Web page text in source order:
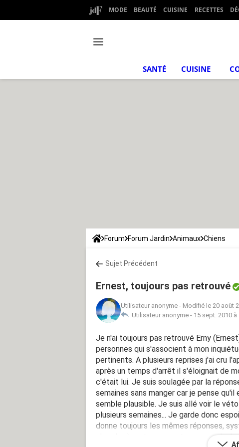
MODE BEAUTÉ CUISINE RECETTES
SANTÉ CUISINE
Forum Forum Jardin Animaux Chiens
Sujet Précédent
Ernest, toujours pas retrouvé
Utilisateur anonyme - Modifié le 20 août
Utilisateur anonyme - 15 sept. 2010 à
Je n'ai toujours pas retrouvé Erny
personnes qui s'associent à mon
pertinents. A plusieurs reprises j'ai cru
après un temps d'arrêt il s'éloignait de
c'était lui. Je suis soulagée par la
semaines sans manger car je pense
semble plausible. Je suis allé voir le
plusieurs semaines... Je garde donc
donne toujours les mêmes réponses,
cherche à rentrer, ne se trouve pas à